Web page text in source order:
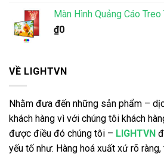
Màn Hình Quảng Cáo
₫0
VỀ LIGHTVN
Nhằm đưa đến những sản phẩm –
khách hàng vì với chúng tôi khách
được điều đó chúng tôi – LIGHTVN
yếu tố như: Hàng hoá xuất xứ rõ